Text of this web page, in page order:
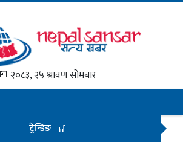
२०८३, २५ श्रावण सोमबार
ट्रेन्डिङ